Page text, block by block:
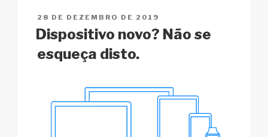
PUBLICADO
EM
28 DE DEZEMBRO DE 2019
Dispositivo novo? Não se
esqueça disto.